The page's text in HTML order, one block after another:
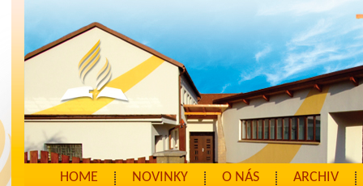
HOME NOVINKY O NÁS ARCHIV